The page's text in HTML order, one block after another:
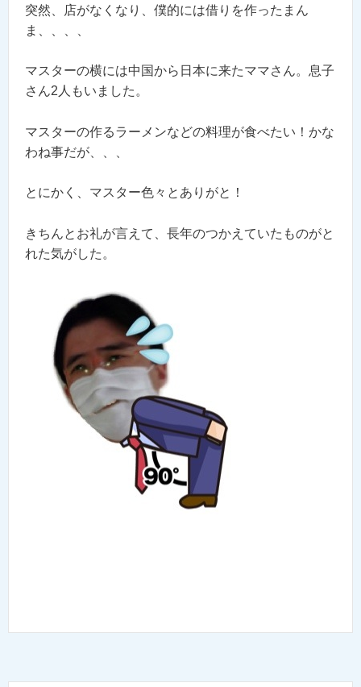
突然、店がなくなり、僕的には借りを作ったまん
ま、、、、
マスターの横には中国から日本に来たママさん。息子
さん2人もいました。
マスターの作るラーメンなどの料理が食べたい！かな
わね事だが、、、
とにかく、マスター色々とありがと！
きちんとお礼が言えて、長年のつかえていたものがと
れた気がした。